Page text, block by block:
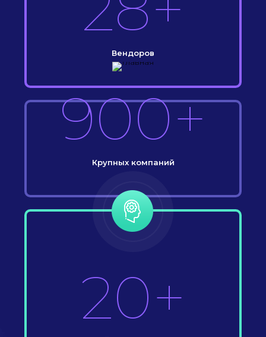
Вендоров
900+
Крупных компаний
20+